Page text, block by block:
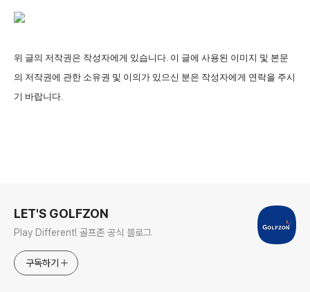
위 글의 저작권은 작성자에게 있습니다. 이 글에 사용된 이미지 및 본문
의 저작권에 관한 소유권 및 이의가 있으신 분은 작성자에게 연락을 주시
기 바랍니다.
LET'S GOLFZON
Play Different! 골프존 공식 블로그
구독하기